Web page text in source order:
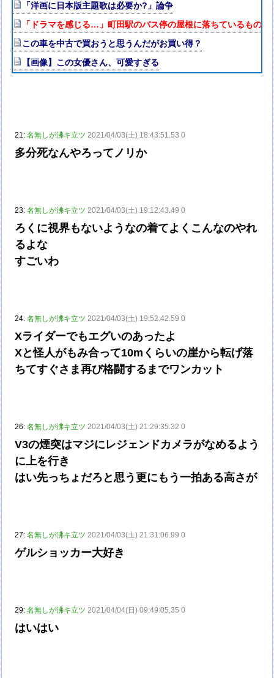
「洋画に日本版主題歌は必要か?」論争
「ドラマを感じる…」町田駅のバス停の屋根に落ちているもの
この車を中古で買おうと思うんだがお買い得？
【画像】この女優さん、可愛すぎる
21:名無しが沸キ立ツ 2021/04/03(土) 18:43:51.53 0
多分死なんやろってノリか
23:名無しが沸キ立ツ 2021/04/03(土) 19:12:43.49 0
ろくに視界もないようなの着てよくこんなのやれ
るよな
すごいわ
24:名無しが沸キ立ツ 2021/04/03(土) 19:52:42.59 0
Xライダーでもエグいのあったよ
Xと怪人がもみ合って10mくらいの崖から転げ落
ちてすぐさま再び格闘するまでワンカット
26:名無しが沸キ立ツ 2021/04/03(土) 21:29:35.32 0
V3の煙突はマジにレジェンドカメラがなめるよう
に上を行き
はい先っちょだろと思う更にもう一拍ある高さが
27:名無しが沸キ立ツ 2021/04/03(土) 21:31:06.99 0
ゲルショッカー大好き
29:名無しが沸キ立ツ 2021/04/04(日) 09:49:05.35 0
はいはい